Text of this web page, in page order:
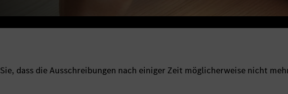
dass die Ausschreibungen nach einiger Zeit möglicherweise nicht